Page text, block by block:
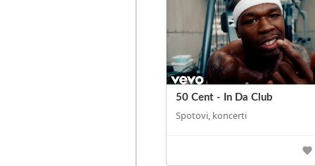
50 Cent - In Da Club
Spotovi, koncerti